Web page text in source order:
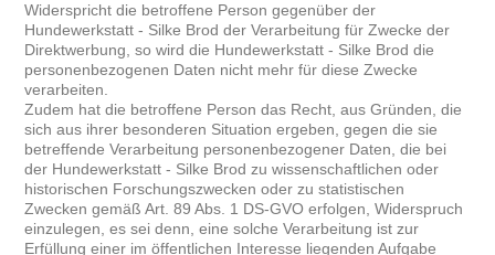
Widerspricht die betroffene Person gegenüber der
Hundewerkstatt - Silke Brod der Verarbeitung für Zwecke der
Direktwerbung, so wird die Hundewerkstatt - Silke Brod die
personenbezogenen Daten nicht mehr für diese Zwecke
verarbeiten.
Zudem hat die betroffene Person das Recht, aus Gründen, die
sich aus ihrer besonderen Situation ergeben, gegen die sie
betreffende Verarbeitung personenbezogener Daten, die bei
der Hundewerkstatt - Silke Brod zu wissenschaftlichen oder
historischen Forschungszwecken oder zu statistischen
Zwecken gemäß Art. 89 Abs. 1 DS-GVO erfolgen, Widerspruch
einzulegen, es sei denn, eine solche Verarbeitung ist zur
Erfüllung einer im öffentlichen Interesse liegenden Aufgabe